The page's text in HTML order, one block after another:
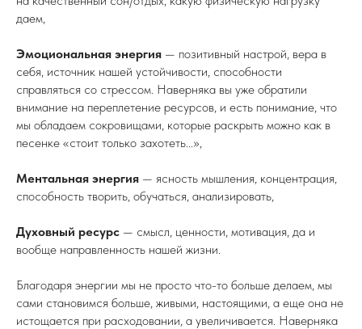
даем,
Эмоциональная энергия — позитивный настрой, вера в
себя, источник нашей устойчивости, способности
справляться со стрессом. Наверняка вы уже обратили
внимание на переплетение ресурсов, и есть понимание, что
мы обладаем сокровищами, которые раскрыть можно как в
песенке «стоит только захотеть...»,
Ментальная энергия — ясность мышления, концентрация,
способность творить, обучаться, анализировать,
Духовный ресурс — смысл, ценности, мотивация, да и
вообще направленность нашей жизни.
Благодаря энергии мы не просто что-то больше делаем, мы
сами становимся больше, живыми, настоящими, а еще она не
истощается при расходовании, а увеличивается. Наверняка